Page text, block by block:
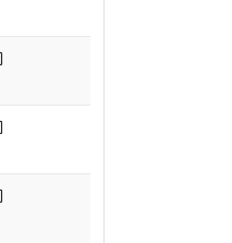
Afgedaan
Afgedaan
Afgedaan